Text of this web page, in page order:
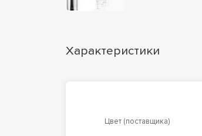
Характеристики
Цвет (поставщика)